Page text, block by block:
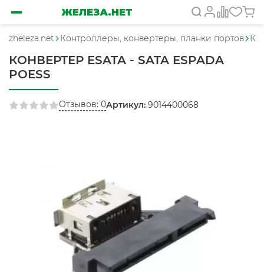
zheleza.net Контроллеры, конвертеры, планки портов
КОНВЕРТЕР ESATA - SATA ESPADA
POESS
Отзывов: 0Артикул: 9014400068